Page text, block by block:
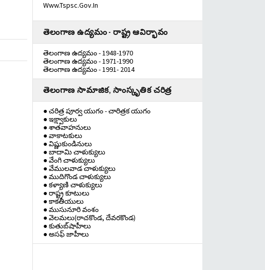
Www.tspsc.gov.in
తెలంగాణ ఉద్యమం - రాష్ట్ర ఆవిర్భావం
తెలంగాణ ఉద్యమం - 1948-1970
తెలంగాణ ఉద్యమం - 1971-1990
తెలంగాణ ఉద్యమం - 1991- 2014
తెలంగాణ సామాజిక, సాంస్కృతిక చరిత్ర
● చరిత్ర పూర్వ యుగం - చారిత్రక యుగం
● ఇక్ష్వాకులు
● శాతవాహనులు
● వాకాటకులు
● విష్ణుకుండినులు
● బాదామి చాళుక్యులు
● వేంగి చాళుక్యులు
● వేములవాడ చాళుక్యులు
● ముదిగొండ చాళుక్యులు
● కళ్యాణి చాళుక్యులు
● రాష్ట్ర కూటులు
● కాకతీయులు
● ముసునూరి వంశం
● వెలమలు(రాచకొండ, దేవరకొండ)
● కుతుబ్‌షాహీలు
● అసఫ్ జాహీలు